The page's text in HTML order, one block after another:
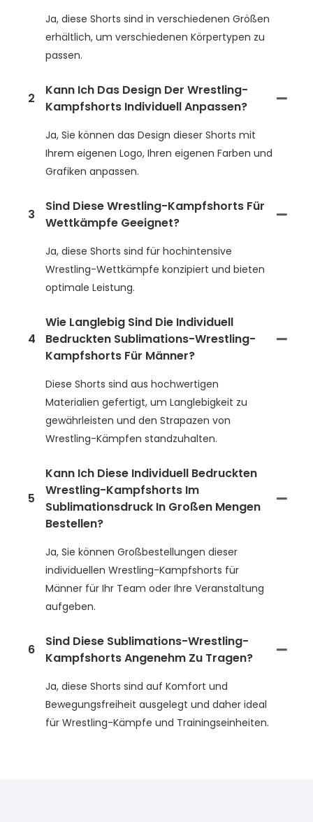
Ja, diese Shorts sind in verschiedenen Größen
erhältlich, um verschiedenen Körpertypen zu
passen.
2
Kann Ich Das Design Der Wrestling-
Kampfshorts Individuell Anpassen?
Ja, Sie können das Design dieser Shorts mit
Ihrem eigenen Logo, Ihren eigenen Farben und
Grafiken anpassen.
3
Sind Diese Wrestling-Kampfshorts Für
Wettkämpfe Geeignet?
Ja, diese Shorts sind für hochintensive
Wrestling-Wettkämpfe konzipiert und bieten
optimale Leistung.
4
Wie Langlebig Sind Die Individuell
Bedruckten Sublimations-Wrestling-
Kampfshorts Für Männer?
Diese Shorts sind aus hochwertigen
Materialien gefertigt, um Langlebigkeit zu
gewährleisten und den Strapazen von
Wrestling-Kämpfen standzuhalten.
5
Kann Ich Diese Individuell Bedruckten
Wrestling-Kampfshorts Im
Sublimationsdruck In Großen Mengen
Bestellen?
Ja, Sie können Großbestellungen dieser
individuellen Wrestling-Kampfshorts für
Männer für Ihr Team oder Ihre Veranstaltung
aufgeben.
6
Sind Diese Sublimations-Wrestling-
Kampfshorts Angenehm Zu Tragen?
Ja, diese Shorts sind auf Komfort und
Bewegungsfreiheit ausgelegt und daher ideal
für Wrestling-Kämpfe und Trainingseinheiten.